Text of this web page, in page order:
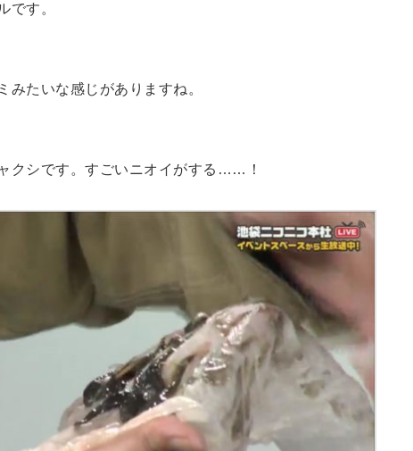
です。
みたいな感じがありますね。
クシです。すごいニオイがする……！